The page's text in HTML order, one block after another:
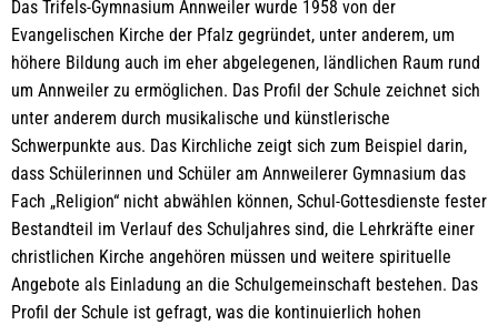
Das Trifels-Gymnasium Annweiler wurde 1958 von der
Evangelischen Kirche der Pfalz gegründet, unter anderem, um
höhere Bildung auch im eher abgelegenen, ländlichen Raum rund
um Annweiler zu ermöglichen. Das Profil der Schule zeichnet sich
unter anderem durch musikalische und künstlerische
Schwerpunkte aus. Das Kirchliche zeigt sich zum Beispiel darin,
dass Schülerinnen und Schüler am Annweilerer Gymnasium das
Fach „Religion“ nicht abwählen können, Schul-Gottesdienste fester
Bestandteil im Verlauf des Schuljahres sind, die Lehrkräfte einer
christlichen Kirche angehören müssen und weitere spirituelle
Angebote als Einladung an die Schulgemeinschaft bestehen. Das
Profil der Schule ist gefragt, was die kontinuierlich hohen